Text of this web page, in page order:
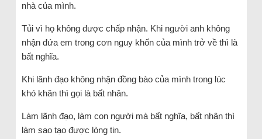
nhà của mình.
Tủi vì họ không được chấp nhận. Khi người anh không
nhận đứa em trong cơn nguy khốn của mình trở về thì là
bất nghĩa.
Khi lãnh đạo không nhận đồng bào của mình trong lúc
khó khăn thì gọi là bất nhân.
Làm lãnh đạo, làm con người mà bất nghĩa, bất nhân thì
làm sao tạo được lòng tin.